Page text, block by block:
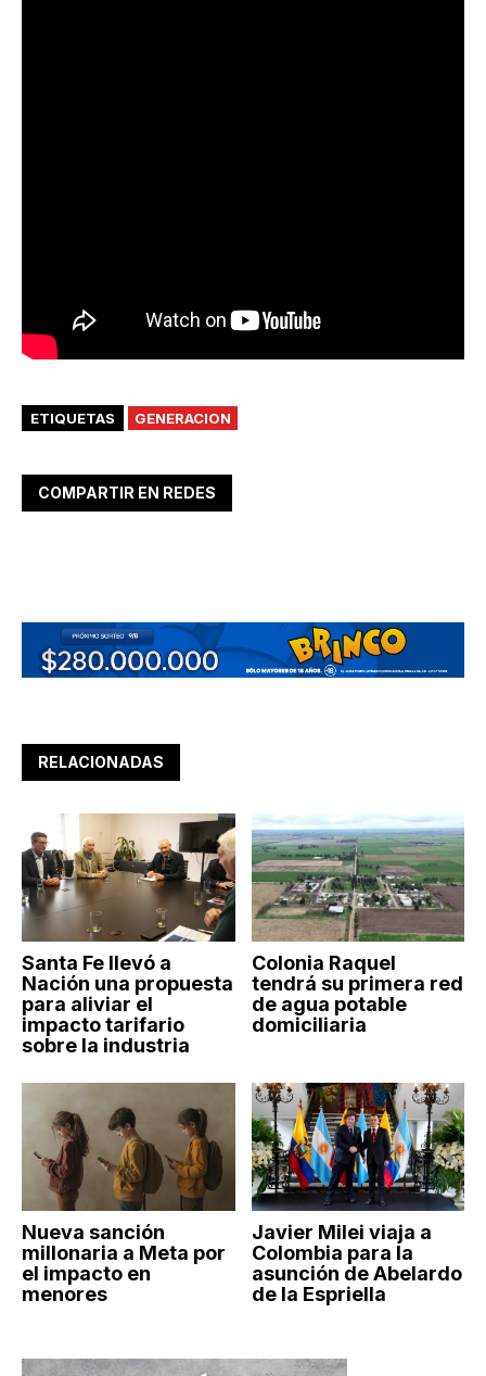
ETIQUETAS GENERACION
COMPARTIR EN REDES
RELACIONADAS
Santa Fe llevó a
Nación una propuesta
para aliviar el
impacto tarifario
sobre la industria
Colonia Raquel
tendrá su primera red
de agua potable
domiciliaria
Nueva sanción
millonaria a Meta por
el impacto en
menores
Javier Milei viaja a
Colombia para la
asunción de Abelardo
de la Espriella